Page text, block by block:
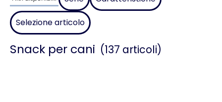
Selezione articolo
Snack per cani (137 articoli)